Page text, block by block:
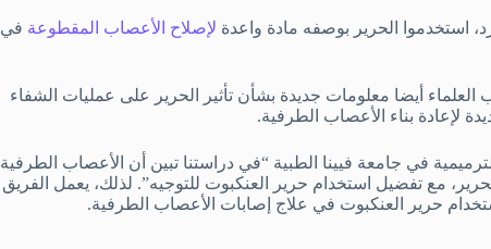
استخدموا الحرير بوصفه مادة واعدة لإصلاح الأعصاب المقطوعة في
أيضا معلومات جديدة بشأن تأثير الحرير على عمليات الشفاء
لإعادة بناء الأعصاب الطرفية.
في جامعة فيينا الطبية “في دراستنا تبين أن الأعصاب الطرفية
مع تفضيل استخدام حرير العنكبوت للتوجيه”. لذلك، يعمل الفريق
حرير العنكبوت في علاج إصابات الأعصاب الطرفية.